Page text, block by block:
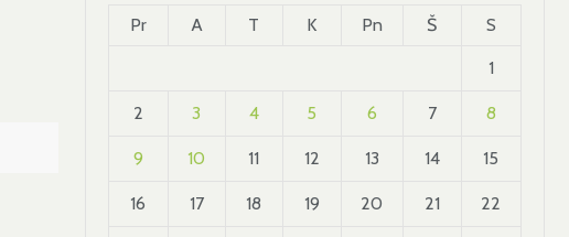
Pr A T K Pn Š S
1
2 3 4 5 6 7 8
9 10 11 12 13 14 15
16 17 18 19 20 21 22